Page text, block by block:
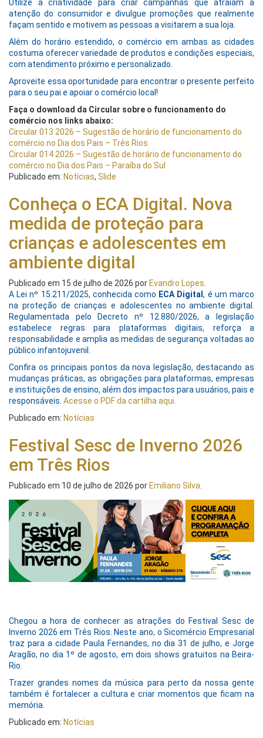
Utilize a criatividade para criar campanhas que atraiam a
atenção do consumidor e divulgue promoções que realmente
façam sentido e motivem as pessoas a visitarem a sua loja.
Além do horário estendido, o comércio em ambas as cidades
costuma oferecer variedade de produtos e condições especiais,
com atendimento próximo e personalizado.
Aproveite essa oportunidade para encontrar o presente perfeito
para o seu pai e apoiar o comércio local!
Faça o download da Circular sobre o funcionamento do
comércio nos links abaixo:
Circular 013 2026 – Sugestão de horário de funcionamento do
comércio no Dia dos Pais – Três Rios
Circular 014 2026 – Sugestão de horário de funcionamento do
comércio no Dia dos Pais – Paraíba do Sul
Publicado em: Notícias, Slide
Conheça o ECA Digital. Nova
medida de proteção para
crianças e adolescentes em
ambiente digital
Publicado em 15 de julho de 2026 por Evandro Lopes.
A Lei nº 15.211/2025, conhecida como ECA Digital, é um marco
na proteção de crianças e adolescentes no ambiente digital.
Regulamentada pelo Decreto nº 12.880/2026, a legislação
estabelece regras para plataformas digitais, reforça a
responsabilidade e amplia as medidas de segurança voltadas ao
público infantojuvenil.
Confira os principais pontos da nova legislação, destacando as
mudanças práticas, as obrigações para plataformas, empresas
e instituições de ensino, além dos impactos para usuários, pais e
responsáveis. Acesse o PDF da cartilha aqui.
Publicado em: Notícias
Festival Sesc de Inverno 2026
em Três Rios
Publicado em 10 de julho de 2026 por Emiliano Silva.
Chegou a hora de conhecer as atrações do Festival Sesc de
Inverno 2026 em Três Rios. Neste ano, o Sicomércio Empresarial
traz para a cidade Paula Fernandes, no dia 31 de julho, e Jorge
Aragão, no dia 1º de agosto, em dois shows gratuitos na Beira-
Rio.
Trazer grandes nomes da música para perto da nossa gente
também é fortalecer a cultura e criar momentos que ficam na
memória.
Publicado em: Notícias